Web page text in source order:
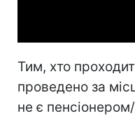
Тим, хто
проведено за
не є